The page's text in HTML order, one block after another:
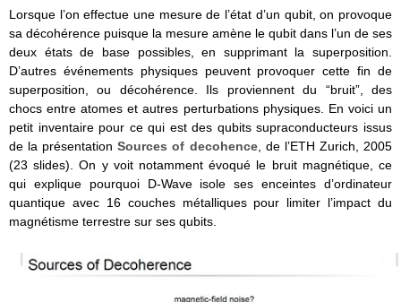
Lorsque l’on effectue une mesure de l’état d’un qubit, on provoque
sa décohérence puisque la mesure amène le qubit dans l’un de ses
deux états de base possibles, en supprimant la superposition.
D’autres événements physiques peuvent provoquer cette fin de
superposition, ou décohérence. Ils proviennent du “bruit”, des
chocs entre atomes et autres perturbations physiques. En voici un
petit inventaire pour ce qui est des qubits supraconducteurs issus
de la présentationSources of decohence, de l’ETH Zurich, 2005
(23 slides). On y voit notamment évoqué le bruit magnétique, ce
qui explique pourquoi D-Wave isole ses enceintes d’ordinateur
quantique avec 16 couches métalliques pour limiter l’impact du
magnétisme terrestre sur ses qubits.